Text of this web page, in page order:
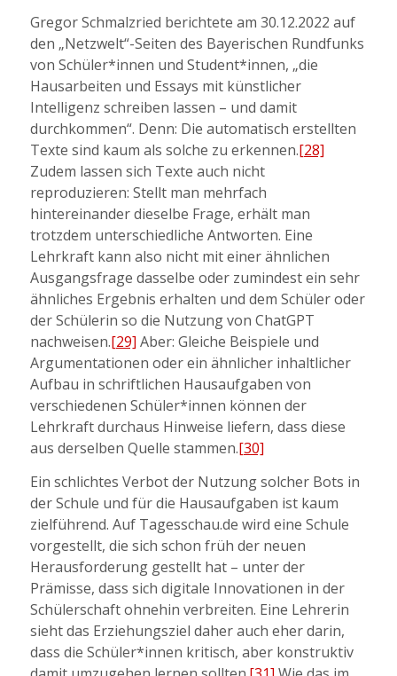
Gregor Schmalzried berichtete am 30.12.2022 auf
den „Netzwelt“-Seiten des Bayerischen Rundfunks
von Schüler*innen und Student*innen, „die
Hausarbeiten und Essays mit künstlicher
Intelligenz schreiben lassen – und damit
durchkommen“. Denn: Die automatisch erstellten
Texte sind kaum als solche zu erkennen.[28]
Zudem lassen sich Texte auch nicht
reproduzieren: Stellt man mehrfach
hintereinander dieselbe Frage, erhält man
trotzdem unterschiedliche Antworten. Eine
Lehrkraft kann also nicht mit einer ähnlichen
Ausgangsfrage dasselbe oder zumindest ein sehr
ähnliches Ergebnis erhalten und dem Schüler oder
der Schülerin so die Nutzung von ChatGPT
nachweisen.[29] Aber: Gleiche Beispiele und
Argumentationen oder ein ähnlicher inhaltlicher
Aufbau in schriftlichen Hausaufgaben von
verschiedenen Schüler*innen können der
Lehrkraft durchaus Hinweise liefern, dass diese
aus derselben Quelle stammen.[30]
Ein schlichtes Verbot der Nutzung solcher Bots in
der Schule und für die Hausaufgaben ist kaum
zielführend. Auf Tagesschau.de wird eine Schule
vorgestellt, die sich schon früh der neuen
Herausforderung gestellt hat – unter der
Prämisse, dass sich digitale Innovationen in der
Schülerschaft ohnehin verbreiten. Eine Lehrerin
sieht das Erziehungsziel daher auch eher darin,
dass die Schüler*innen kritisch, aber konstruktiv